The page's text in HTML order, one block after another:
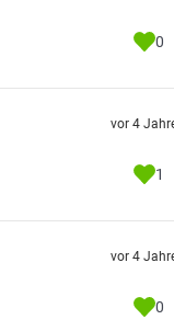
0
vor 4
1
vor 4
0